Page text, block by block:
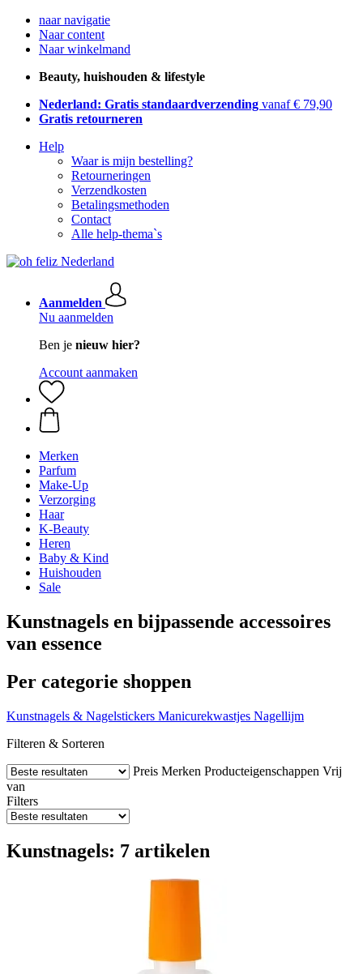
naar navigatie
Naar content
Naar winkelmand
Beauty, huishouden & lifestyle
Nederland: Gratis standaardverzending vanaf € 79,90
Gratis retourneren
Help
Waar is mijn bestelling?
Retourneringen
Verzendkosten
Betalingsmethoden
Contact
Alle help-thema`s
Aanmelden
Nu aanmelden
Ben je nieuw hier?
Account aanmaken
Merken
Parfum
Make-Up
Verzorging
Haar
K-Beauty
Heren
Baby & Kind
Huishouden
Sale
Kunstnagels en bijpassende accessoires
van essence
Per categorie shoppen
Kunstnagels & Nagelstickers Manicurekwastjes Nagellijm
Filteren & Sorteren
Preis Merken Producteigenschappen Vrij
van
Filters
Kunstnagels: 7 artikelen